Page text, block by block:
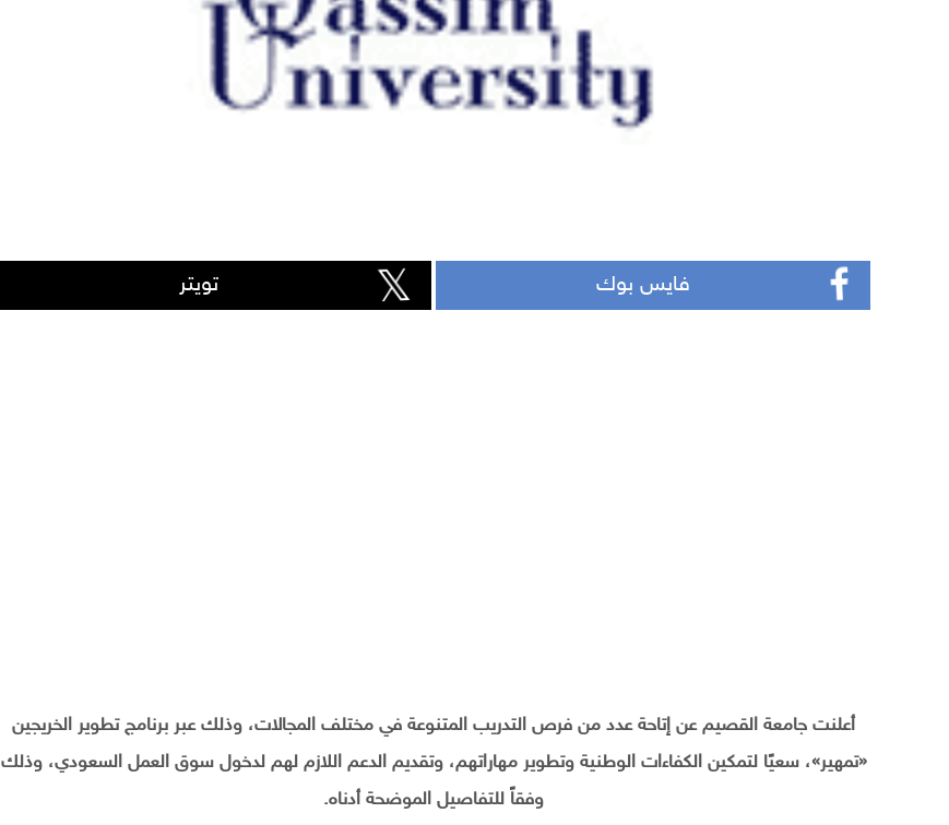
فايس بوك تويتر
أعلنت جامعة القصيم عن إتاحة عدد من فرص التدريب المتنوعة في مختلف المجالات، وذلك عبر برنامج تطوير الخريجين
«تمهير»، سعيًا لتمكين الكفاءات الوطنية وتطوير مهاراتهم، وتقديم الدعم اللازم لهم لدخول سوق العمل السعودي، وذلك
وفقاً للتفاصيل الموضحة أدناه.